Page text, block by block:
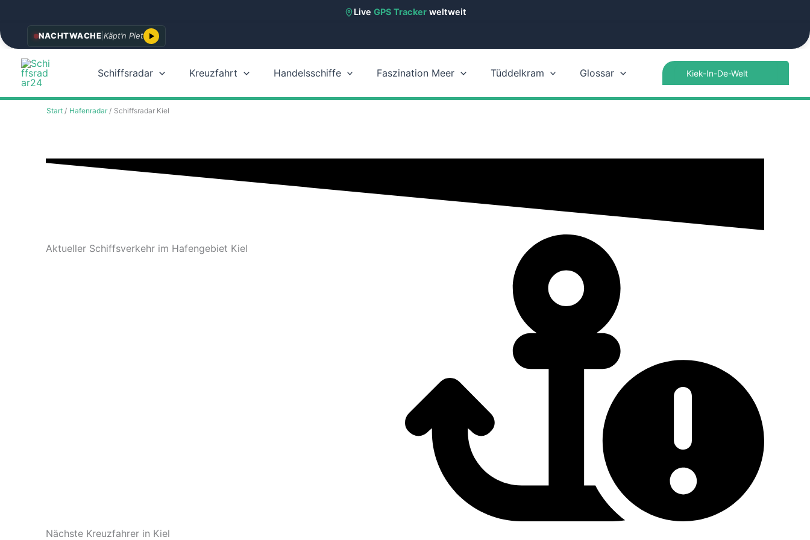
Live GPS Trackerweltweit
Zum
Inhalt
springen
NACHTWACHE Käpt’n Piet
Schiffsradar Kreuzfahrt Handelsschiffe Faszination Meer Tüddelkram Glossar
Start Hafenradar Schiffsradar Kiel
Aktueller Schiffsverkehr im Hafengebiet Kiel
Nächste Kreuzfahrer in Kiel